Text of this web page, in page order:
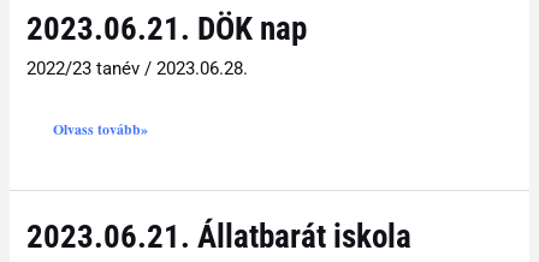
2023.06.21. DÖK nap
2022/23 tanév /2023.06.28.
2023.06.21.
DÖK
nap
Olvass tovább»
2023.06.21. Állatbarát iskola
2023.06.21.
Állatbarát
iskola